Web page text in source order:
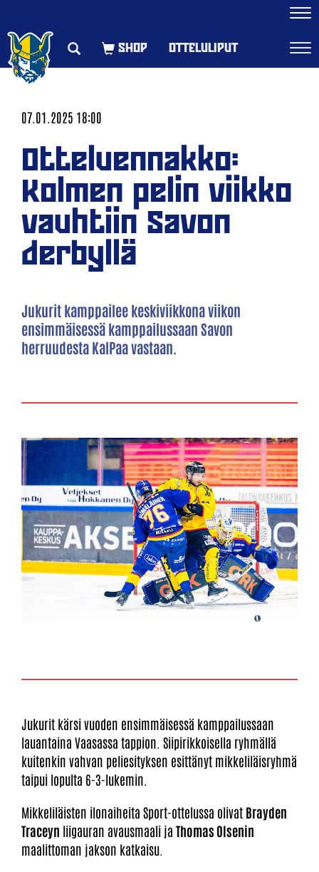
OTTELULIPUT
07.01.2025 18:00
Otteluennakko:
Kolmen pelin viikko
vauhtiin Savon
derbyllä
Jukurit kamppailee keskiviikkona viikon
ensimmäisessä kamppailussaan Savon
herruudesta KalPaa vastaan.
Jukurit kärsi vuoden ensimmäisessä kamppailussaan
lauantaina Vaasassa tappion. Siipirikkoisella ryhmällä
kuitenkin vahvan peliesityksen esittänyt mikkeliläisryhmä
taipui lopulta 6-3-lukemin.
Mikkeliläisten ilonaiheita Sport-ottelussa olivat Brayden
Traceyn liigauran avausmaali ja Thomas Olsenin
maalittoman jakson katkaisu.